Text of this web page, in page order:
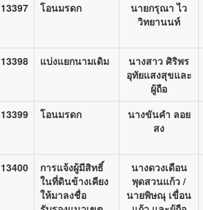
13397 โอนมรดก
นายกรุณา ไว
วิทยานนท์
13398 แบ่งแยกนามเดิม
นางสาว ศิริพร
อุทัยแสงสุขและ
ผู้ถือ
13399
โอนมรดก
นางขันคำ ลอย
สง
13400
การแจ้งผู้มีสิทธิ์
ในที่ดินข้างเคียง
ให้มาลงชื่อ
นางดวงเดือน
พุดสวนแก้ว /
นายพิษณุ เขื่อน